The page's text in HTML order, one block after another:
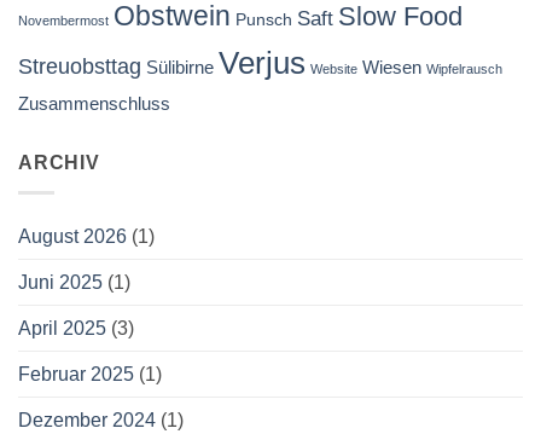
Novembermost Obstwein Punsch Saft Slow Food
Streuobsttag Sülibirne Verjus Website Wiesen Wipfelrausch
Zusammenschluss
ARCHIV
August 2026 (1)
Juni 2025 (1)
April 2025 (3)
Februar 2025 (1)
Dezember 2024 (1)